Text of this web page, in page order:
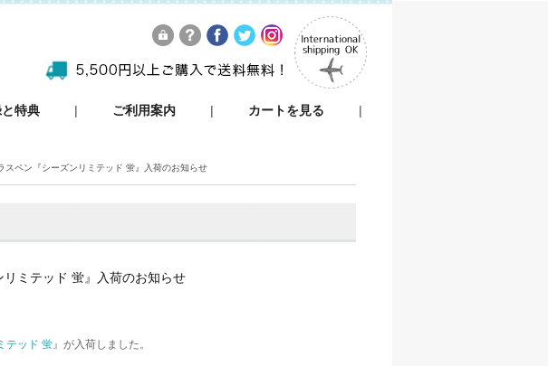
特典 ご利用案内 カートを見る
スペン『シーズンリミテッド 蛍』入荷のお知らせ
リミテッド 蛍』入荷のお知らせ
テッド 蛍』が入荷しました。